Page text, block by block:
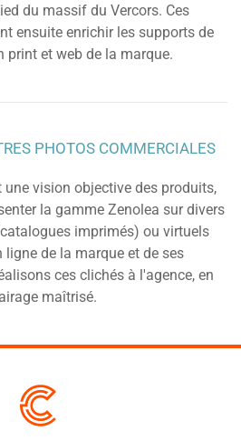
du massif du Vercors. Ces
ensuite enrichir les supports de
print et web de la marque.
PHOTOS COMMERCIALES
vision objective des produits,
la gamme Zenolea sur divers
imprimés) ou virtuels
ligne de la marque et de ses
ces clichés à l'agence, en
maîtrisé.